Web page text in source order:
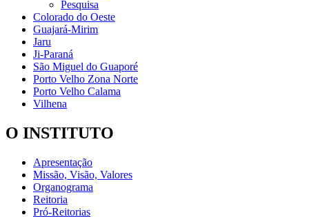
Pesquisa
Colorado do Oeste
Guajará-Mirim
Jaru
Ji-Paraná
São Miguel do Guaporé
Porto Velho Zona Norte
Porto Velho Calama
Vilhena
O INSTITUTO
Apresentação
Missão, Visão, Valores
Organograma
Reitoria
Pró-Reitorias